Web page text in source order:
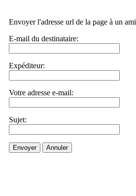
Envoyer l'adresse url de la page à un ami
E-mail du destinataire:
Expéditeur:
Votre adresse e-mail:
Sujet:
Envoyer Annuler